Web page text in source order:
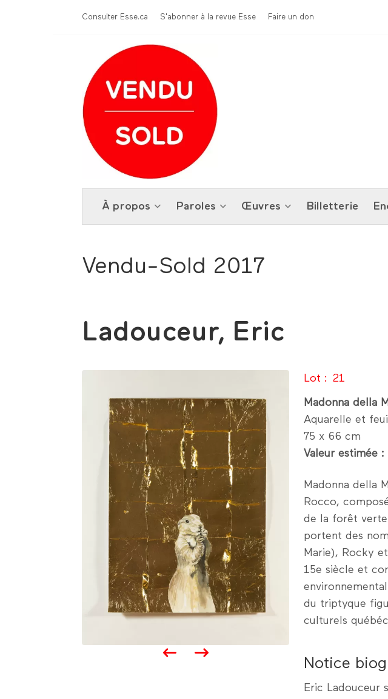
Menu Top
Consulter Esse.ca S'abonner à la revue Esse Faire un don
À propos Paroles Œuvres Billetterie
Vendu-Sold 2017
Ladouceur, Eric
Lot 21
Madonna della
Aquarelle et
75 x 66 cm
Valeur estimée
Madonna della
Rocco,
de la forêt
portent des
Marie), Rocky
15e siècle et
du triptyque
culturels
Notice
Eric Ladouceur